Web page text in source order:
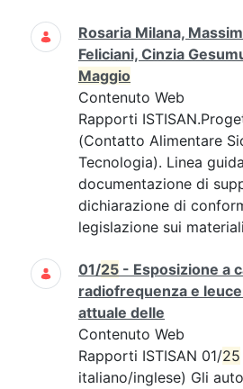
Rosaria Milana,
Feliciani, Cinzia
Maggio
Contenuto Web
Rapporti
(Contatto Alimentare
Tecnologia). Linea
documentazione di
dichiarazione di
legislazione sui
01/25 - Esposizione a
radiofrequenza e
attuale delle
Contenuto Web
Rapporti ISTISAN 01/25
italiano/inglese) Gli